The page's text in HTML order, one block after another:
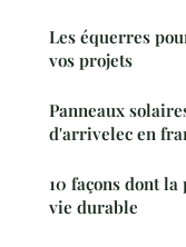
Les équerres
vos projets
Panneaux
d'arrivelec en
10 façons dont
vie durable